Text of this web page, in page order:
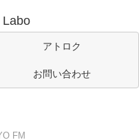
アトロク
お問い合わせ
FM